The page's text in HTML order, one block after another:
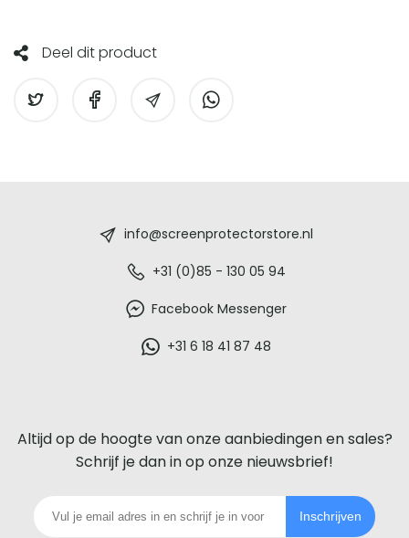
Deel dit product
voor
iedere
telefoon
info@screenprotectorstore.nl
+31 (0)85 - 130 05 94
Facebook Messenger
+31 6 18 41 87 48
Altijd op de hoogte van onze aanbiedingen en sales?
Schrijf je dan in op onze nieuwsbrief!
Inschrijven